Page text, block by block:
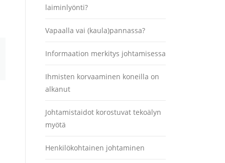
laiminlyönti?
Vapaalla vai (kaula)pannassa?
Informaation merkitys johtamisessa
Ihmisten korvaaminen koneilla on
alkanut
Johtamistaidot korostuvat tekoälyn
myötä
Henkilökohtainen johtaminen